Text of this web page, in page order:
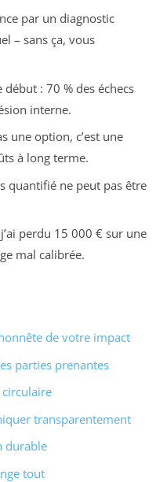
par un diagnostic
– sans ça, vous
: 70 % des échecs
interne.
une option, c’est une
à long terme.
quantifié ne peut pas être
perdu 15 000 € sur une
mal calibrée.
de votre impact
parties prenantes
circulaire
transparentement
durable
tout